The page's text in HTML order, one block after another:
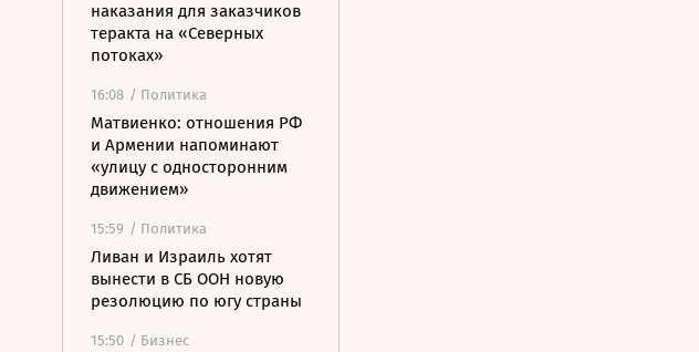
наказания для заказчиков
теракта на «Северных
потоках»
16:08 / Политика
Матвиенко: отношения РФ
и Армении напоминают
«улицу с односторонним
движением»
15:59 / Политика
Ливан и Израиль хотят
вынести в СБ ООН новую
резолюцию по югу страны
15:50 / Бизнес